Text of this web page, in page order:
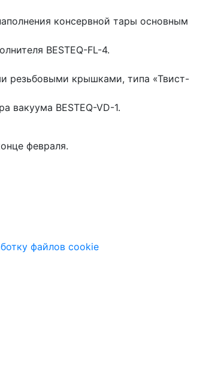
консервной тары основным
BESTEQ-FL-4.
резьбовыми крышками, типа «Твист-
вакуума BESTEQ-VD-1.
февраля.
файлов cookie